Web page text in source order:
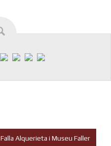
Falla Alquerieta i Museu Faller